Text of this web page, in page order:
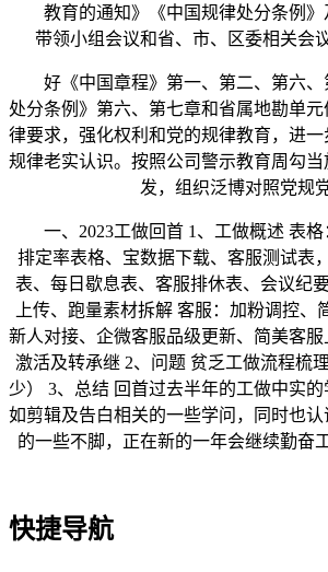
教育的通知》《中国规律处分条例》
带领小组会议和省、市、区委相关会
好《中国章程》第一、第二、第六、
处分条例》第六、第七章和省属地勘单
律要求，强化权利和党的规律教育，进
规律老实认识。按照公司警示教育周勾当
发，组织泛博对照党规党
一、2023工做回首 1、工做概述 表格
排定率表格、宝数据下载、客服测试表
表、每日歇息表、客服排休表、会议纪
上传、跑量素材拆解 客服：加粉调控、
新人对接、企微客服品级更新、简美客
激活及转承继 2、问题 贫乏工做流程梳
少） 3、总结 回首过去半年的工做中实
如剪辑及告白相关的一些学问，同时也
的一些不脚，正在新的一年会继续勤奋
快捷导航